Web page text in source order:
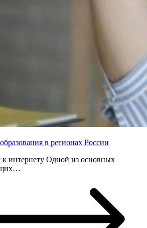
в регионах России
интернету Одной из основных